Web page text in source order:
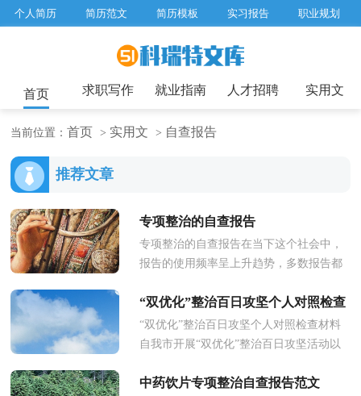
个人简历 简历范文 简历模板 实习报告 职业规划
工作总结 辞职报告
首页 求职写作 就业指南 人才招聘 实用文
当前位置：首页 > 实用文 > 自查报告
推荐文章
专项整治的自查报告
专项整治的自查报告在当下这个社会中，
报告的使用频率呈上升趋势，多数报告都
报告是怎么写的呢？下面是小编...
“双优化”整治百日攻坚个人对照检查
材料
“双优化”整治百日攻坚个人对照检查材料
自我市开展“双优化”整治百日攻坚活动以
中学习和讨论，我认真地学...
中药饮片专项整治自查报告范文